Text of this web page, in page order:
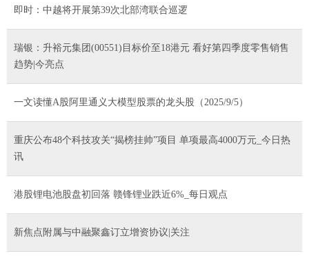
即时：中越将开展第39次北部湾联合巡逻
瑞银：升裕元集团(00551)目标价至18港元 看好第四季度零售销售
趋势|今亮点
一文读懂A股阿里通义大模型股票的龙头股（2025/9/5）
重庆公布48个科技攻关“揭榜挂帅”项目 单项最高4000万元_今日热
讯
港股锂电池股盘初回落 赣锋锂业跌近6%_每日观点
新焦点附属与中融聚鑫订立增资协议|关注